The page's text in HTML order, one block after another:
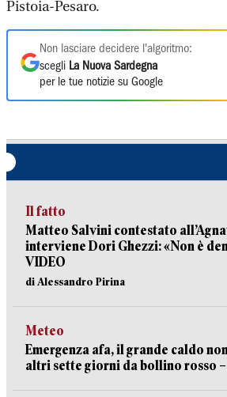
Pistoia-Pesaro.
Non lasciare decidere l'algoritmo:
scegli La Nuova Sardegna
per le tue notizie su Google
Il fatto
Matteo Salvini contestato
interviene Dori Ghezzi: «Non è
VIDEO
di Alessandro Pirina
Meteo
Emergenza afa, il grande caldo
altri sette giorni da bollino rosso